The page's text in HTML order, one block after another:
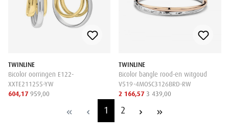
TWINLINE
Bicolor oorringen E122-
XXTE211255-YW
604,17 959,00
TWINLINE
Bicolor bangle rood-en witgoud
V519-4MOSC3126BRD-RW
2 166,57 3 439,00
1 2